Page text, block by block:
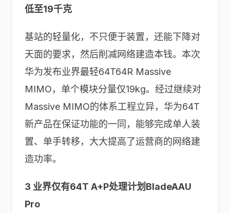
低至19千克
基站的轻量化，不只便于装置，还能下降对
天面的要求，然后削减网络建造本钱。本次
华为发布业界最轻64T64R Massive
MIMO，单个模块分量仅19kg。经过继续对
Massive MIMO的体系工程立异，华为64T
新产品在保证功能的一同，能够完成单人装
置、单手转移，大大提高了运营商的网络建
造功率。
3 业界仅有64T A+P处理计划BladeAAU
Pro